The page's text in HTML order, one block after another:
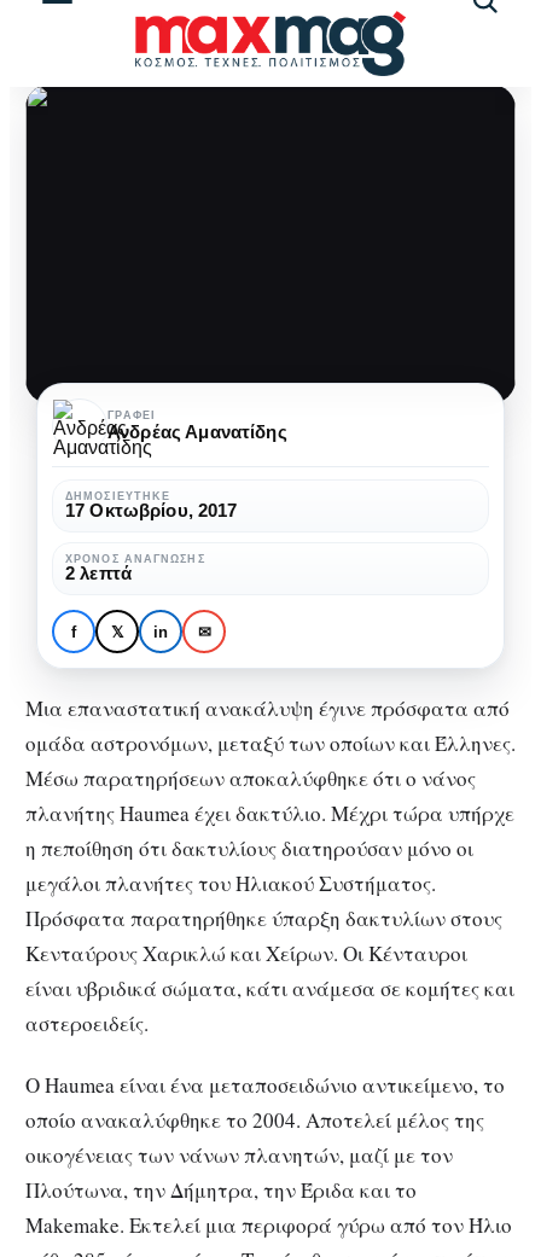
ΕΠΙΣΤΉΜΗ
Ανακάλυψη δακτυλίων
στον πλανήτη νάνο
Haumea
Ανακάλυψη
δακτυλίων
στον
πλανήτη
νάνο
Haumea
ΓΡΆΦΕΙ
Ανδρέας Αμανατίδης
ΔΗΜΟΣΙΕΎΤΗΚΕ
17 Οκτωβρίου, 2017
ΧΡΌΝΟΣ ΑΝΆΓΝΩΣΗΣ
2 λεπτά
f 𝕏 in ✉
Μια επαναστατική ανακάλυψη έγινε πρόσφατα από
ομάδα αστρονόμων, μεταξύ των οποίων και Έλληνες.
Μέσω παρατηρήσεων αποκαλύφθηκε ότι ο νάνος
πλανήτης Haumea έχει δακτύλιο. Μέχρι τώρα υπήρχε
η πεποίθηση ότι δακτυλίους διατηρούσαν μόνο οι
μεγάλοι πλανήτες του Ηλιακού Συστήματος.
Πρόσφατα παρατηρήθηκε ύπαρξη δακτυλίων στους
ΚενταύρουςΧαρικλώ και Χείρων. Οι Κένταυροι
είναι υβριδικά σώματα, κάτι ανάμεσα σε κομήτες και
αστεροειδείς.
Ο Haumea είναι ένα μεταποσειδώνιο αντικείμενο, το
οποίο ανακαλύφθηκε το 2004. Αποτελεί μέλος της
οικογένειας των νάνων πλανητών, μαζί με τον
Πλούτωνα, την Δήμητρα, την Έριδα και το
Makemake. Εκτελεί μια περιφορά γύρω από τον Ήλιο